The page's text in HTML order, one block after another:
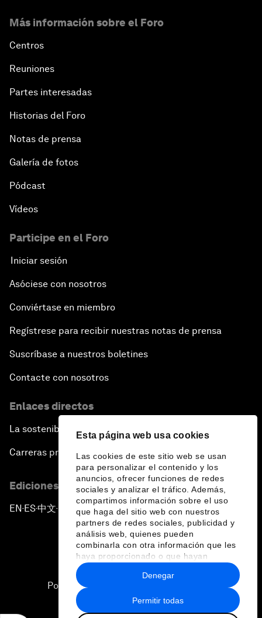
Esta página web usa cookies
Las cookies de este sitio web se usan
para personalizar el contenido y los
anuncios, ofrecer funciones de redes
sociales y analizar el tráfico. Además,
compartimos información sobre el uso
que haga del sitio web con nuestros
partners de redes sociales, publicidad y
análisis web, quienes pueden
combinarla con otra información que les
haya proporcionado o que hayan
recopilado a partir del uso que haya
hecho de sus servicios.
Permitir todas
Denegar
Más información sobre el Foro
Centros
Reuniones
Partes interesadas
Historias del Foro
Notas de prensa
Galería de fotos
Pódcast
Vídeos
Participe en el Foro
Iniciar sesión
Asóciese con nosotros
Conviértase en miembro
Regístrese para recibir nuestras notas de prensa
Suscríbase a nuestros boletines
Contacte con nosotros
Enlaces directos
La sostenibilidad en el Foro
Carreras profesionales
Ediciones en otros idiomas
EN ▪ES▪中文▪ 日本語
Política de privacidad y normas de uso
Sitemap